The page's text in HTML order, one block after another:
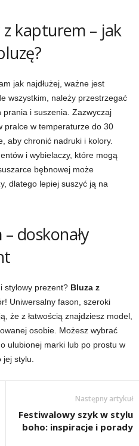
kapturem – jak
jak najdłużej, ważne jest
wszystkim, należy przestrzegać
i suszenia. Zazwyczaj
pralce w temperaturze do 30
aby chronić nadruki i kolory.
i wybielaczy, które mogą
bębnowej może
dlatego lepiej suszyć ją na
doskonały
stylowy prezent? Bluza z
Uniwersalny fason, szeroki
że z łatwością znajdziesz model,
osobie. Możesz wybrać
ulubionej marki lub po prostu w
stylu.
Następny artykuł
Festiwalowy szyk w stylu
boho: inspiracje i porady